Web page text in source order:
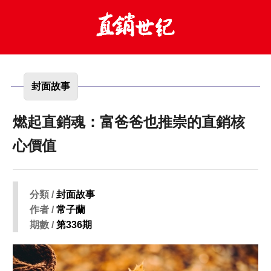
封面故事
燃起直銷魂：富爸爸也推崇的直銷核
心價值
分類 /封面故事
作者 /常子蘭
期數 /第336期